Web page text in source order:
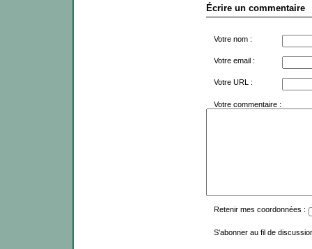
Écrire un commentaire
Votre nom :
Votre email :
Votre URL :
Votre commentaire :
Retenir mes coordonnées :
S'abonner au fil de